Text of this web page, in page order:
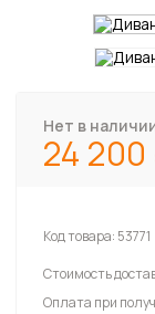
Нет в
24 200
Код товара: 53771
Стоимость
Оплата при